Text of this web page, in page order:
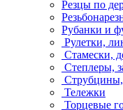
Резцы по
Рубанки и
Рулетки,
Стамески,
Степлеры,
Тележки
Торцевые